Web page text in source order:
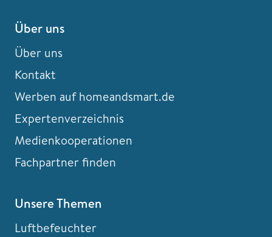
Über uns
Über uns
Kontakt
Werben auf homeandsmart.de
Expertenverzeichnis
Medienkooperationen
Fachpartner finden
Unsere Themen
Luftbefeuchter